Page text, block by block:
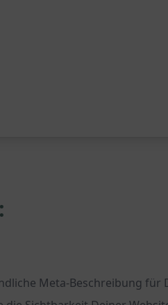
Meta-Beschreibung